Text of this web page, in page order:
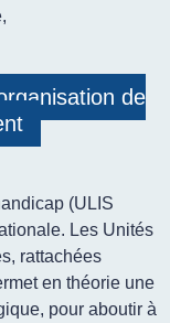
de
(ULIS
Les Unités
rattachées
en théorie une
pour aboutir à